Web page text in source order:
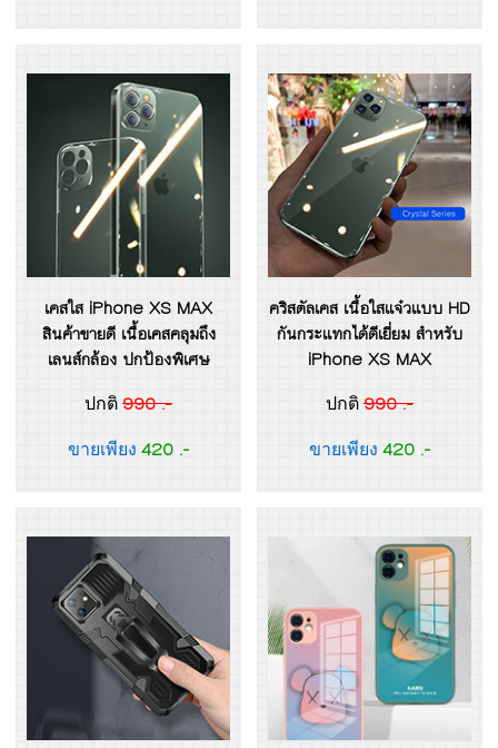
เคสใส iPhone XS MAX
สินค้าขายดี เนื้อเคสคลุมถึง
เลนส์กล้อง ปกป้องพิเศษ
ปกติ 990 .-
ขายเพียง 420 .-
คริสตัลเคส เนื้อใสแจ๋วแบบ HD
กันกระแทกได้ดีเยี่ยม สำหรับ
iPhone XS MAX
ปกติ 990 .-
ขายเพียง 420 .-